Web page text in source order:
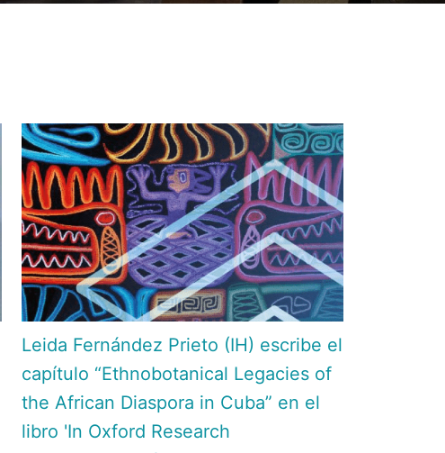
Leida Fernández Prieto (IH) escribe el
capítulo “Ethnobotanical Legacies of
the African Diaspora in Cuba” en el
libro 'In Oxford Research